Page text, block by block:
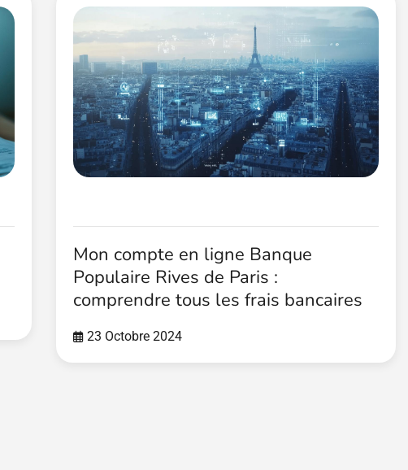
Mon compte en ligne Banque
Populaire Rives de Paris :
comprendre tous les frais bancaires
23 Octobre 2024